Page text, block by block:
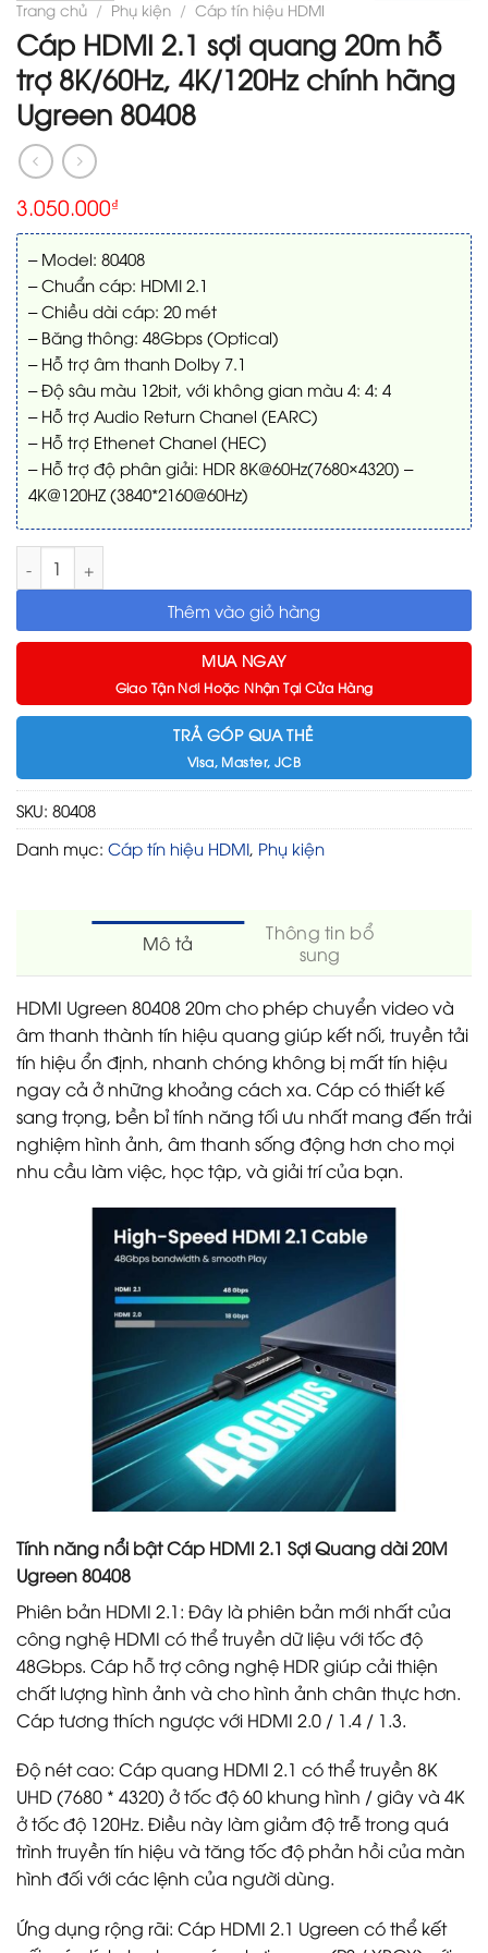
Trang chủ / Phụ kiện / Cáp tín hiệu HDMI
Cáp HDMI 2.1 sợi quang 20m hỗ
trợ 8K/60Hz, 4K/120Hz chính hãng
Ugreen 80408
3.050.000₫
– Model: 80408
– Chuẩn cáp: HDMI 2.1
– Chiều dài cáp: 20 mét
– Băng thông: 48Gbps (Optical)
– Hỗ trợ âm thanh Dolby 7.1
– Độ sâu màu 12bit, với không gian màu 4: 4: 4
– Hỗ trợ Audio Return Chanel (EARC)
– Hỗ trợ Ethenet Chanel (HEC)
– Hỗ trợ độ phân giải: HDR 8K@60Hz(7680×4320) –
4K@120HZ (3840*2160@60Hz)
Cáp HDMI 2.1 sợi quang 20m hỗ trợ 8K/60Hz, 4K/120Hz
Thêm vào giỏ hàng
MUA NGAY
Giao Tận Nơi Hoặc Nhận Tại Cửa Hàng
TRẢ GÓP QUA THẺ
Visa, Master, JCB
SKU: 80408
Danh mục: Cáp tín hiệu HDMI, Phụ kiện
Mô tả
Thông tin bổ
sung
HDMI Ugreen 80408 20m cho phép chuyển video và
âm thanh thành tín hiệu quang giúp kết nối, truyền tải
tín hiệu ổn định, nhanh chóng không bị mất tín hiệu
ngay cả ở những khoảng cách xa. Cáp có thiết kế
sang trọng, bền bỉ tính năng tối ưu nhất mang đến trải
nghiệm hình ảnh, âm thanh sống động hơn cho mọi
nhu cầu làm việc, học tập, và giải trí của bạn.
Tính năng nổi bật Cáp HDMI 2.1 Sợi Quang dài 20M
Ugreen 80408
Phiên bản HDMI 2.1: Đây là phiên bản mới nhất của
công nghệ HDMI có thể truyền dữ liệu với tốc độ
48Gbps. Cáp hỗ trợ công nghệ HDR giúp cải thiện
chất lượng hình ảnh và cho hình ảnh chân thực hơn.
Cáp tương thích ngược với HDMI 2.0 / 1.4 / 1.3.
Độ nét cao: Cáp quang HDMI 2.1 có thể truyền 8K
UHD (7680 * 4320) ở tốc độ 60 khung hình / giây và 4K
ở tốc độ 120Hz. Điều này làm giảm độ trễ trong quá
trình truyền tín hiệu và tăng tốc độ phản hồi của màn
hình đối với các lệnh của người dùng.
Ứng dụng rộng rãi: Cáp HDMI 2.1 Ugreen có thể kết